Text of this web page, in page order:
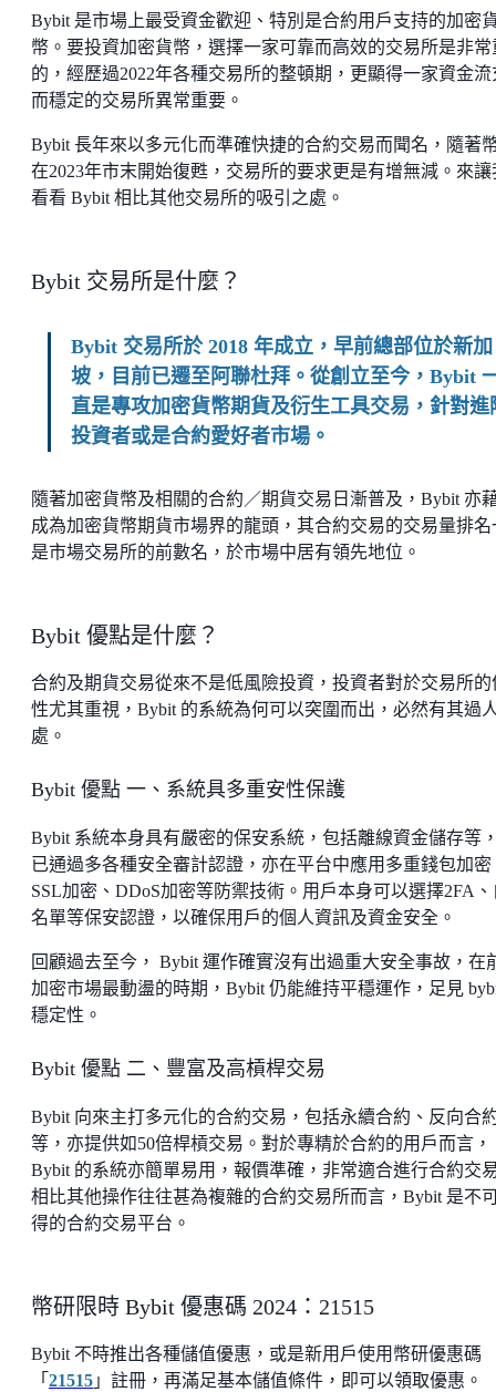
Bybit 是市場上最受資金歡迎、特別是合約用戶支持的加密
幣。要投資加密貨幣，選擇一家可靠而高效的交易所是非常
的，經歷過2022年各種交易所的整頓期，更顯得一家資金流
而穩定的交易所異常重要。
Bybit 長年來以多元化而準確快捷的合約交易而聞名，隨著
在2023年市末開始復甦，交易所的要求更是有增無減。來讓
看看 Bybit 相比其他交易所的吸引之處。
Bybit 交易所是什麼？
Bybit 交易所於 2018 年成立，早前總部位於新加
坡，目前已遷至阿聯杜拜。從創立至今，Bybit
直是專攻加密貨幣期貨及衍生工具交易，針對進
投資者或是合約愛好者市場。
隨著加密貨幣及相關的合約／期貨交易日漸普及，Bybit 亦
成為加密貨幣期貨市場界的龍頭，其合約交易的交易量排名
是市場交易所的前數名，於市場中居有領先地位。
Bybit 優點是什麼？
合約及期貨交易從來不是低風險投資，投資者對於交易所的
性尤其重視，Bybit 的系統為何可以突圍而出，必然有其過
處。
Bybit 優點 一、系統具多重安性保護
Bybit 系統本身具有嚴密的保安系統，包括離線資金儲存等
已通過多各種安全審計認證，亦在平台中應用多重錢包加密
SSL加密、DDoS加密等防禦技術。用戶本身可以選擇2FA
名單等保安認證，以確保用戶的個人資訊及資金安全。
回顧過去至今， Bybit 運作確實沒有出過重大安全事故，在
加密市場最動盪的時期，Bybit 仍能維持平穩運作，足見
穩定性。
Bybit 優點 二、豐富及高槓桿交易
Bybit 向來主打多元化的合約交易，包括永續合約、反向合
等，亦提供如50倍桿槓交易。對於專精於合約的用戶而言，
Bybit 的系統亦簡單易用，報價準確，非常適合進行合約交
相比其他操作往往甚為複雜的合約交易所而言，Bybit 是不
得的合約交易平台。
幣研限時 Bybit 優惠碼 2024：21515
Bybit 不時推出各種儲值優惠，或是新用戶使用幣研優惠碼
「 21515 」註冊，再滿足基本儲值條件，即可以領取優惠。